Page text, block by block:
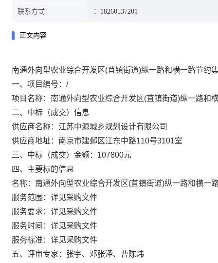
联系方式 ：18260537201
正文内容
南通外向型农业综合开发区(苴镇街道)纵一路和横一路节约
一、项目编号： /
项目名称：南通外向型农业综合开发区(苴镇街道)纵一路和
二、中标（成交）信息
供应商名称： 江苏中源城乡规划设计有限公司
供应商地址： 南京市建邺区江东中路110号3101室
三、 中标（成交）金额： 107800元
四、主要标的信息
名称：南通外向型农业综合开发区(苴镇街道)纵一路和横一
服务范围：详见采购文件
服务要求：详见采购文件
服务时间：详见采购文件
服务标准：详见采购文件
五、评审专家： 张宇、邓张泽、曹陈炜